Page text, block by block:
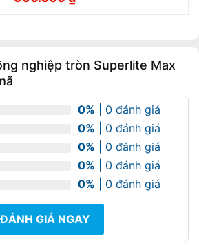
nghiệp tròn Superlite Max
0% | 0 đánh giá
0% | 0 đánh giá
0% | 0 đánh giá
0% | 0 đánh giá
0% | 0 đánh giá
ĐÁNH GIÁ NGAY